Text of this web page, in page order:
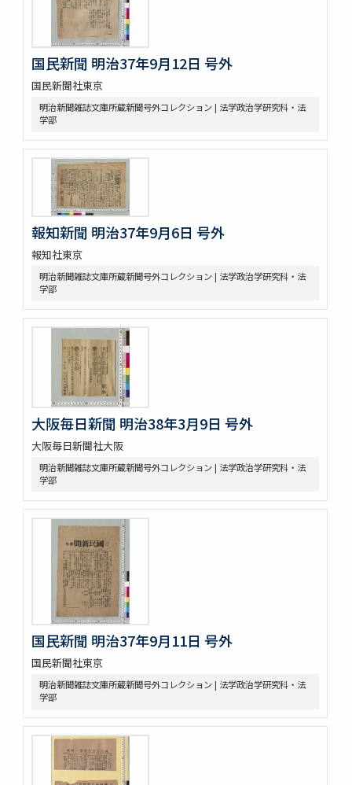
国民新聞 明治37年9月12日 号外
国民新聞社東京
明治新聞雑誌文庫所蔵新聞号外コレクション | 法学政治学研究科・法
学部
報知新聞 明治37年9月6日 号外
報知社東京
明治新聞雑誌文庫所蔵新聞号外コレクション | 法学政治学研究科・法
学部
大阪毎日新聞 明治38年3月9日 号外
大阪毎日新聞社大阪
明治新聞雑誌文庫所蔵新聞号外コレクション | 法学政治学研究科・法
学部
国民新聞 明治37年9月11日 号外
国民新聞社東京
明治新聞雑誌文庫所蔵新聞号外コレクション | 法学政治学研究科・法
学部